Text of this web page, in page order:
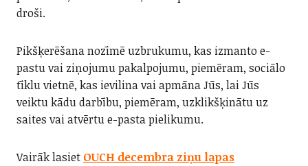
droši.
Pikšķerēšana nozīmē uzbrukumu, kas izmanto e-
pastu vai ziņojumu pakalpojumu, piemēram, sociālo
tīklu vietnē, kas ievilina vai apmāna Jūs, lai Jūs
veiktu kādu darbību, piemēram, uzklikšķinātu uz
saites vai atvērtu e-pasta pielikumu.
Vairāk lasiet OUCH decembra ziņu lapas